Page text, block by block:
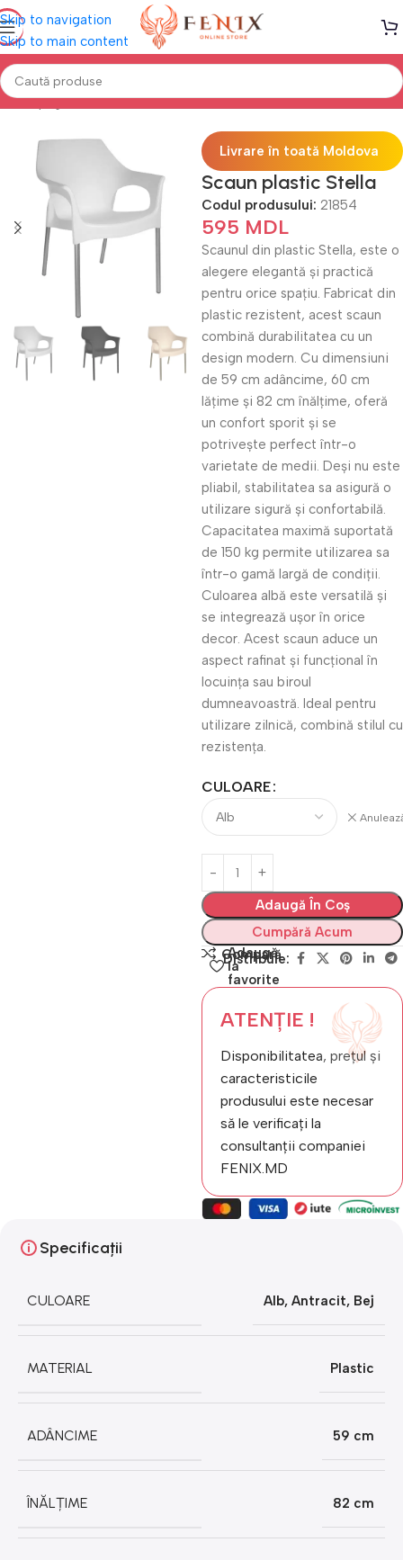
Skip to navigation
Skip to main content
Prima pagină Mobilă TERASĂ & GRĂDINĂ Scaune Terasă
Livrare în toată Moldova
Scaun plastic Stella
Codul produsului: 21854
595 MDL
Scaunul din plastic Stella, este o
alegere elegantă și practică
pentru orice spațiu. Fabricat din
plastic rezistent, acest scaun
combină durabilitatea cu un
design modern. Cu dimensiuni
de 59 cm adâncime, 60 cm
lățime și 82 cm înălțime, oferă
un confort sporit și se
potrivește perfect într-o
varietate de medii. Deși nu este
pliabil, stabilitatea sa asigură o
utilizare sigură și confortabilă.
Capacitatea maximă suportată
de 150 kg permite utilizarea sa
într-o gamă largă de condiții.
Culoarea albă este versatilă și
se integrează ușor în orice
decor. Acest scaun aduce un
aspect rafinat și funcțional în
locuința sau biroul
dumneavoastră. Ideal pentru
utilizare zilnică, combină stilul cu
rezistența.
CULOARE
Adaugă În Coș
Cumpără Acum
Compară
Adaugă
la
favorite
Distribuie:
ATENȚIE !
Disponibilitatea, prețul și
caracteristicile
produsului este necesar
să le verificați la
consultanții companiei
FENIX.MD
Specificații
CULOARE Alb, Antracit, Bej
MATERIAL Plastic
ADÂNCIME 59 cm
ÎNĂLȚIME 82 cm